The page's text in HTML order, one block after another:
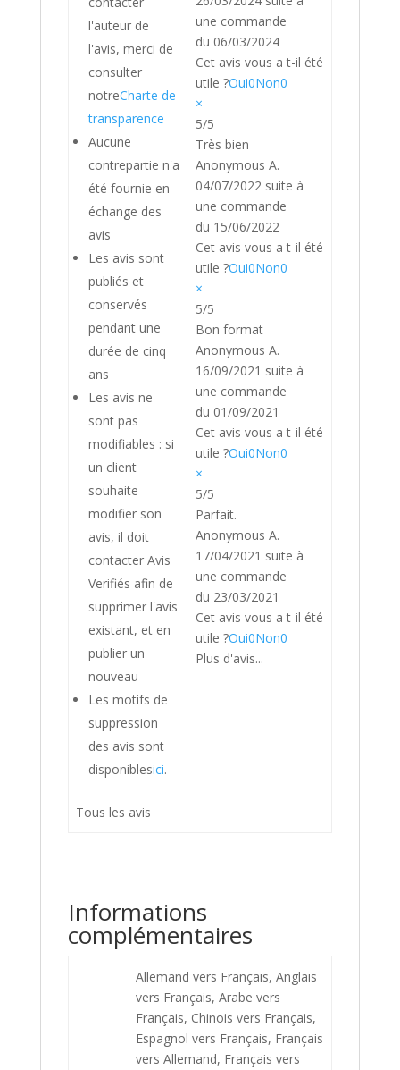
l'auteur de
l'avis, merci de
consulter
notreCharte de
transparence
Aucune
contrepartie n'a
été fournie en
échange des
avis
Les avis sont
publiés et
conservés
pendant une
durée de cinq
ans
Les avis ne
sont pas
modifiables : si
un client
souhaite
modifier son
avis, il doit
contacter Avis
Verifiés afin de
supprimer l'avis
existant, et en
publier un
nouveau
Les motifs de
suppression
des avis sont
disponiblesici.
Tous les avis
une commande
du 06/03/2024
Cet avis vous a t-il été
utile ?Oui0Non0
×
5/5
Très bien
Anonymous A.
04/07/2022 suite à
une commande
du 15/06/2022
Cet avis vous a t-il été
utile ?Oui0Non0
×
5/5
Bon format
Anonymous A.
16/09/2021 suite à
une commande
du 01/09/2021
Cet avis vous a t-il été
utile ?Oui0Non0
×
5/5
Parfait.
Anonymous A.
17/04/2021 suite à
une commande
du 23/03/2021
Cet avis vous a t-il été
utile ?Oui0Non0
Plus d'avis...
Informations
complémentaires
Allemand vers Français, Anglais
vers Français, Arabe vers
Français, Chinois vers Français,
Espagnol vers Français, Français
vers Allemand, Français vers